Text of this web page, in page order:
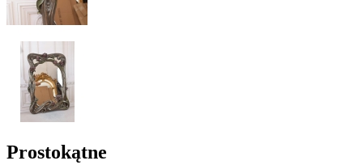
Prostokątne